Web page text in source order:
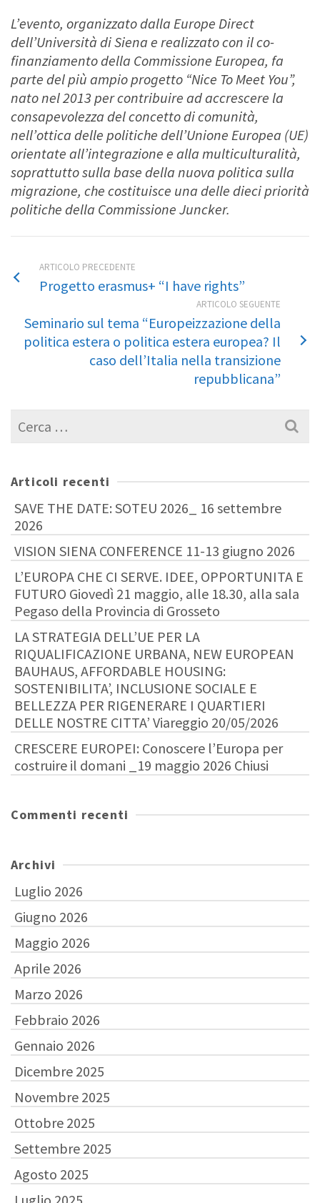
L’evento, organizzato dalla Europe Direct
dell’Università di Siena e realizzato con il co-
finanziamento della Commissione Europea, fa
parte delpiù ampio progetto “Nice To Meet You”,
nato nel 2013 per contribuire ad accrescere la
consapevolezza del concetto di comunità,
nell’ottica delle politiche dell’Unione Europea (UE)
orientate all’integrazione e alla multiculturalità,
soprattutto sulla base della nuova politica sulla
migrazione, che costituisce una delle dieci priorità
politiche della Commissione Juncker.
ARTICOLO PRECEDENTE
Progetto erasmus+ “I have rights”
ARTICOLO SEGUENTE
Seminario sul tema “Europeizzazione della
politica estera o politica estera europea? Il
caso dell’Italia nella transizione
repubblicana”
Cerca
per:
Articoli recenti
SAVE THE DATE: SOTEU 2026_ 16 settembre
2026
VISION SIENA CONFERENCE 11-13 giugno 2026
L’EUROPA CHE CI SERVE. IDEE, OPPORTUNITA E
FUTURO Giovedì 21 maggio, alle 18.30, alla sala
Pegaso della Provincia di Grosseto
LA STRATEGIA DELL’UE PER LA
RIQUALIFICAZIONE URBANA, NEW EUROPEAN
BAUHAUS, AFFORDABLE HOUSING:
SOSTENIBILITA’, INCLUSIONE SOCIALE E
BELLEZZA PER RIGENERARE I QUARTIERI
DELLE NOSTRE CITTA’ Viareggio 20/05/2026
CRESCERE EUROPEI: Conoscere l’Europa per
costruire il domani _19 maggio 2026 Chiusi
Commenti recenti
Archivi
Luglio 2026
Giugno 2026
Maggio 2026
Aprile 2026
Marzo 2026
Febbraio 2026
Gennaio 2026
Dicembre 2025
Novembre 2025
Ottobre 2025
Settembre 2025
Agosto 2025